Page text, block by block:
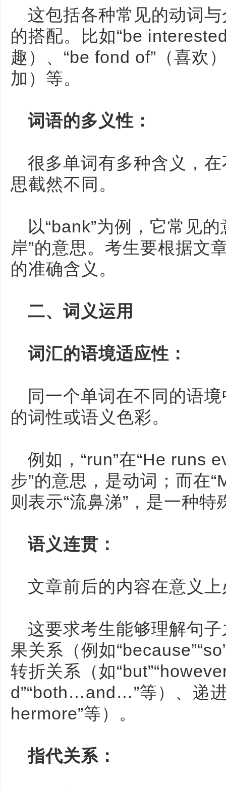
这包括各种常见的动词
的搭配。比如“be
趣）、“be fond of”（喜欢
加）等。
词语的多义性：
很多单词有多种含义，
思截然不同。
以“bank”为例，它常见
岸”的意思。考生要根据文
的准确含义。
二、词义运用
词汇的语境适应性：
同一个单词在不同的语
的词性或语义色彩。
例如，“run”在“He runs
步”的意思，是动词；而在
则表示“流鼻涕”，是一种
语义连贯：
文章前后的内容在意义
这要求考生能够理解句
果关系（例如
转折关系（如
d”“both…and…”等）、递
hermore”等）。
指代关系：